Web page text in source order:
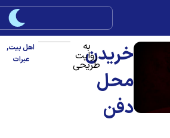
خریدن
محل
دفن
روایت
طریحی
اهل بیت,
عبرات